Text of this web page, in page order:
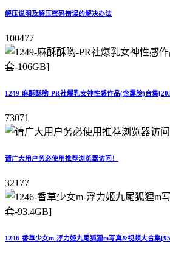
解压说明及解压密码错误的解决办法
100477
1249-麻酥酥哟-PR社爆乳女神性感作品(含露脸)合集
73071
请广大用户务必使用推荐浏览器访问！
32177
1246-香草少女m-浮力姬九尾狐狸m写真&视频大合集